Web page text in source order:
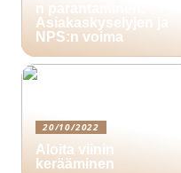
n parantaminen:
Asiakaskyselyjen ja
NPS:n voima
20/10/2022
Aloita viinin
kerääminen